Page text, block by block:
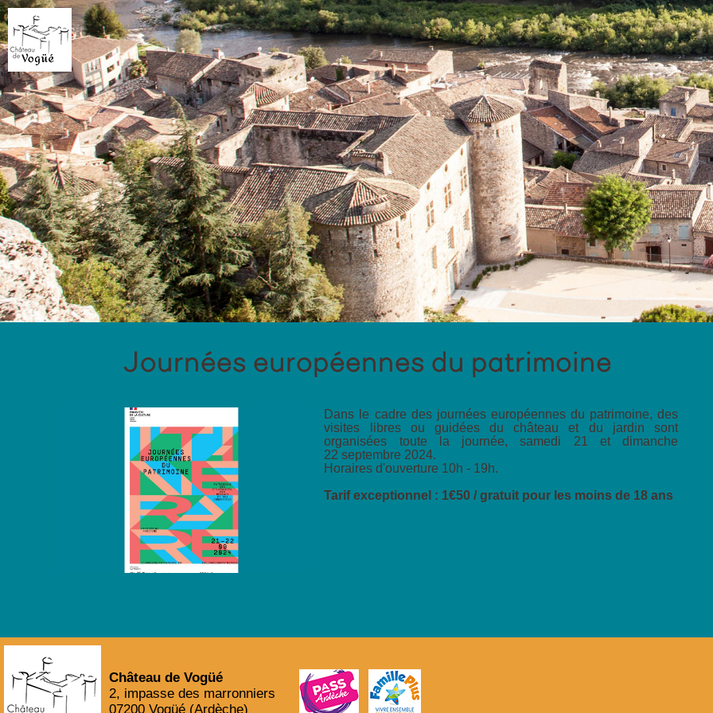
Journées européennes du patrimoine
Dans le cadre des journées européennes du patrimoine, des
visites libres ou guidées du château et du jardin sont
organisées toute la journée, samedi 21 et dimanche
22 septembre 2024.
Horaires d'ouverture 10h - 19h.
Tarif exceptionnel : 1€50 / gratuit pour les moins de 18 ans
Château de Vogüé
2, impasse des marronniers
07200 Vogüé (Ardèche)